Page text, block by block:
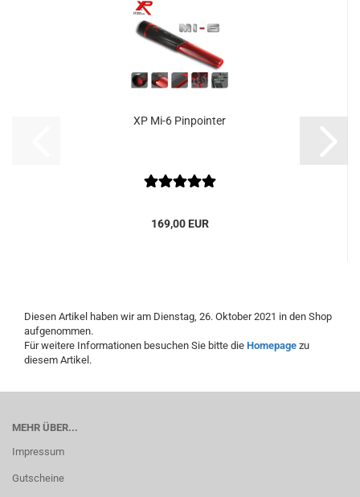
XP Mi-6 Pinpointer
169,00 EUR
Diesen Artikel haben wir am Dienstag, 26. Oktober 2021 in den Shop
aufgenommen.
Für weitere Informationen besuchen Sie bitte die Homepage zu
diesem Artikel.
MEHR ÜBER...
Impressum
Gutscheine